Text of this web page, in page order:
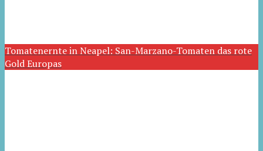
Tomatenernte in Neapel: San-Marzano-Tomaten das rote
Gold Europas